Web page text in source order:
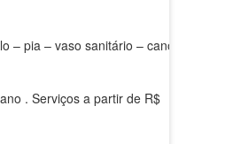
pia – vaso sanitário – cano –
. Serviços a partir de R$